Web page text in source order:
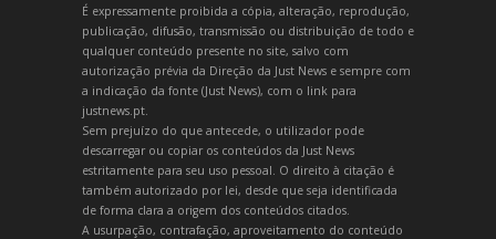
É expressamente proibida a cópia, alteração, reprodução,
publicação, difusão, transmissão ou distribuição de todo e
qualquer conteúdo presente no site, salvo com
autorização prévia da Direção da Just News e sempre com
a indicação da fonte (Just News), com o link para
justnews.pt.
Sem prejuízo do que antecede, o utilizador pode
descarregar ou copiar os conteúdos da Just News
estritamente para seu uso pessoal. O direito à citação é
também autorizado por lei, desde que seja identificada
de forma clara a origem dos conteúdos citados.
A usurpação, contrafação, aproveitamento do conteúdo